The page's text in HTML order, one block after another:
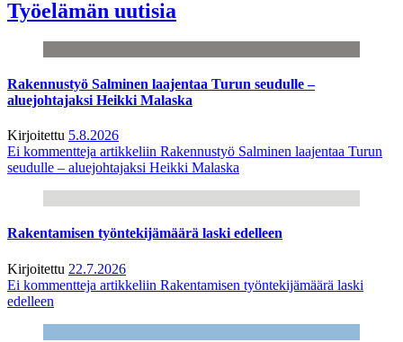
Työelämän uutisia
Rakennustyö Salminen laajentaa Turun seudulle –
aluejohtajaksi Heikki Malaska
Kirjoitettu 5.8.2026
Ei kommentteja artikkeliin Rakennustyö Salminen laajentaa Turun
seudulle – aluejohtajaksi Heikki Malaska
Rakentamisen työntekijämäärä laski edelleen
Kirjoitettu 22.7.2026
Ei kommentteja artikkeliin Rakentamisen työntekijämäärä laski
edelleen